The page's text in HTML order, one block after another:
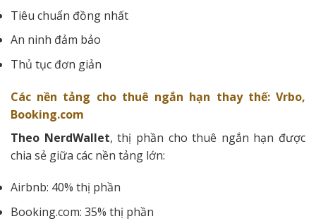
Tiêu chuẩn đồng nhất
An ninh đảm bảo
Thủ tục đơn giản
Các nền tảng cho thuê ngắn hạn thay thế: Vrbo,
Booking.com
Theo NerdWallet, thị phần cho thuê ngắn hạn được
chia sẻ giữa các nền tảng lớn:
Airbnb: 40% thị phần
Booking.com: 35% thị phần